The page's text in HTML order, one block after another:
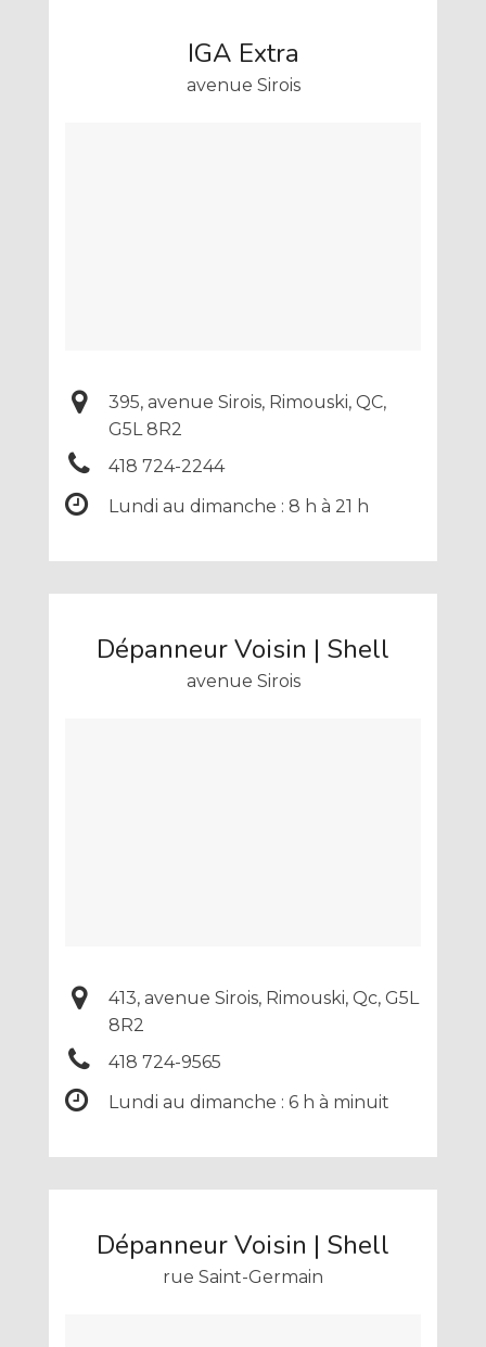
IGA Extra
avenue Sirois
395, avenue Sirois, Rimouski, QC,
G5L 8R2
418 724-2244
Lundi au dimanche : 8 h à 21 h
Dépanneur Voisin | Shell
avenue Sirois
413, avenue Sirois, Rimouski, Qc, G5L
8R2
418 724-9565
Lundi au dimanche : 6 h à minuit
Dépanneur Voisin | Shell
rue Saint-Germain